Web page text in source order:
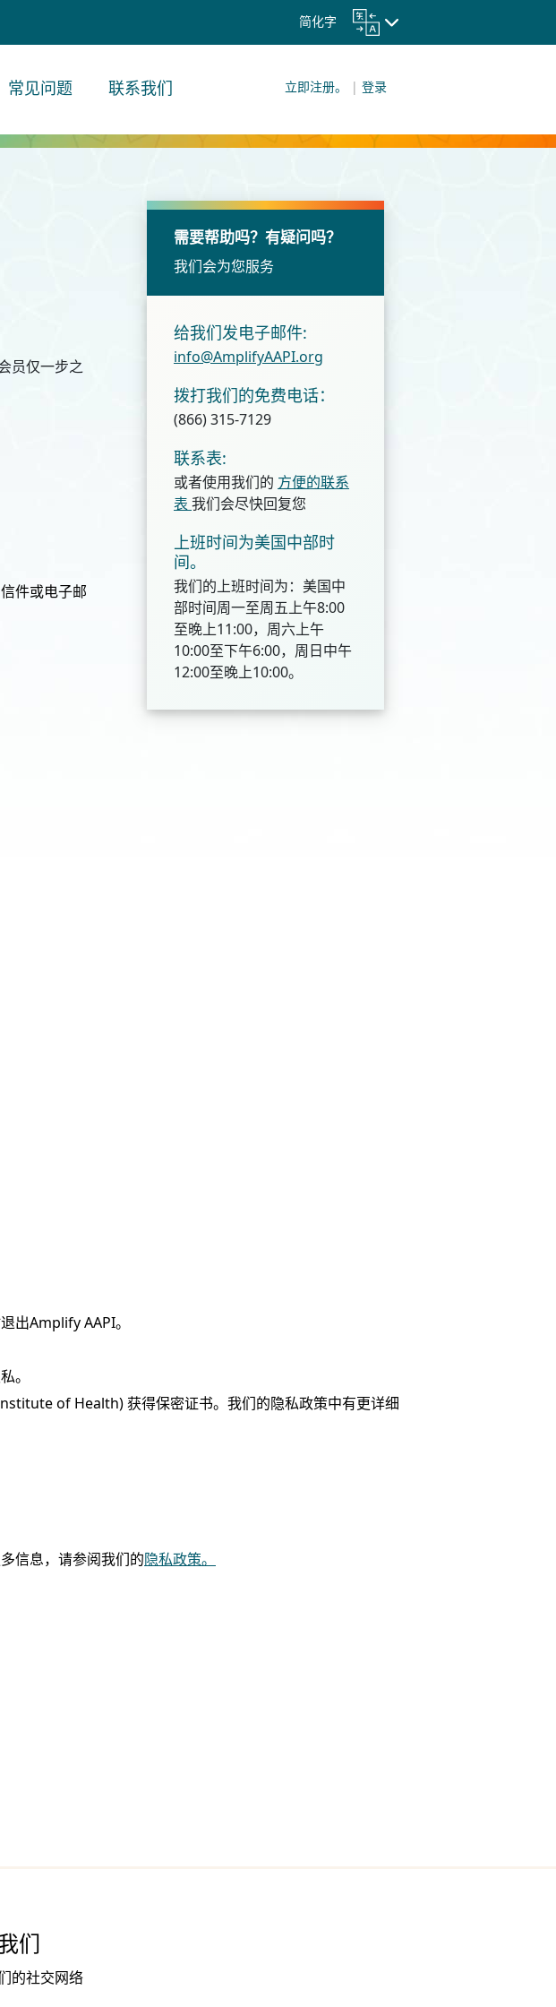
简化字
常见问题 联系我们 立即注册。 | 登录
员仅一步之
件或电子邮
出Amplify AAPI。
。
of Health) 获得保密证书。我们的隐私政策中有更详细
信息，请参阅我们的隐私政策。
需要帮助吗？有疑问吗？
我们会为您服务
给我们发电子邮件:
info@AmplifyAAPI.org
拨打我们的免费电话：
(866) 315-7129
联系表:
或者使用我们的 方便的联系
表 我们会尽快回复您
上班时间为美国中部时
间。
我们的上班时间为：美国中
部时间周一至周五上午8:00
至晚上11:00，周六上午
10:00至下午6:00，周日中午
12:00至晚上10:00。
们
的社交网络